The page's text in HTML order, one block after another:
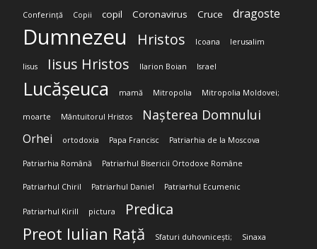
Conferință Copii copil Coronavirus Cruce dragoste
Dumnezeu Hristos Icoana Ierusalim
Iisus Iisus Hristos Ilarion Boian Israel
Lucășeuca mamă Mitropolia Mitropolia Moldovei;
moarte Mântuitorul Hristos Nașterea Domnului
Orhei ortodoxia Papa Francisc Patriarhia de la Moscova
Patriarhia Română Patriarhul Bisericii Ortodoxe Române
Patriarhul Chiril Patriarhul Daniel Patriarhul Ecumenic
Patriarhul Kirill pictura Predica
Preot Iulian Rață Sfaturi duhovnicești; Sinaxa